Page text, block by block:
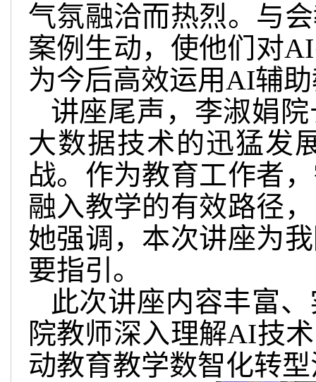
气氛融洽而热烈。与
案例生动，使他们对
为今后高效运用AI辅
讲座尾声，李淑娟
大数据技术的迅猛发
战。作为教育工作者
融入教学的有效路径
她强调，本次讲座为
要指引。
此次讲座内容丰富
院教师深入理解AI技
动教育教学数智化转